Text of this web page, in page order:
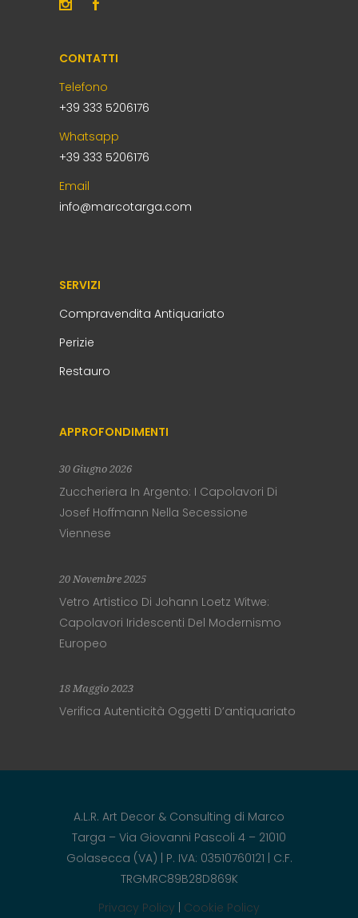
CONTATTI
Telefono
+39 333 5206176
Whatsapp
+39 333 5206176
Email
info@marcotarga.com
SERVIZI
Compravendita Antiquariato
Perizie
Restauro
APPROFONDIMENTI
30 Giugno 2026
Zuccheriera In Argento: I Capolavori Di
Josef Hoffmann Nella Secessione
Viennese
20 Novembre 2025
Vetro Artistico Di Johann Loetz Witwe:
Capolavori Iridescenti Del Modernismo
Europeo
18 Maggio 2023
Verifica Autenticità Oggetti D’antiquariato
A.L.R. Art Decor & Consulting di Marco
Targa – Via Giovanni Pascoli 4 – 21010
Golasecca (VA) | P. IVA: 03510760121 | C.F.
TRGMRC89B28D869K
Privacy Policy | Cookie Policy